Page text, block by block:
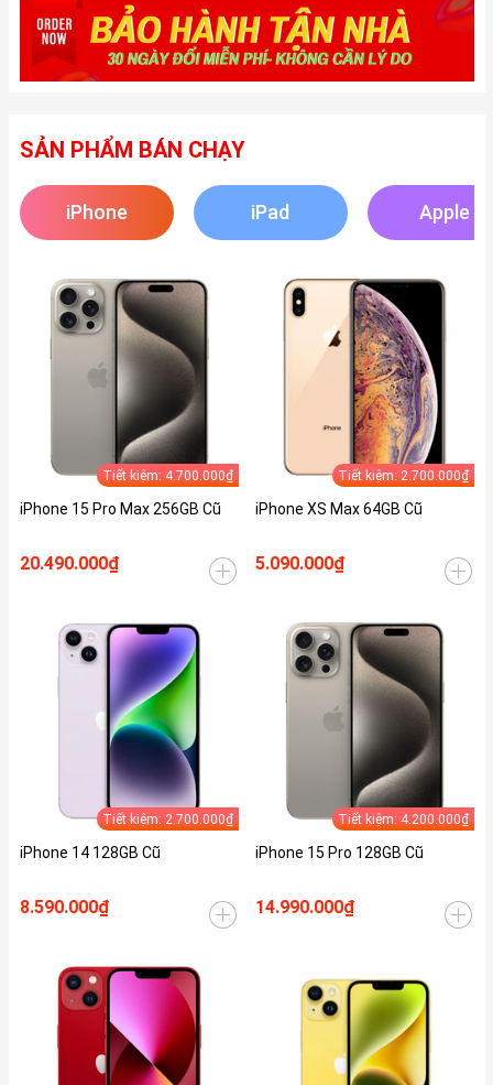
SẢN PHẨM BÁN CHẠY
iPhone iPad Apple
Tiết kiệm: 4.700.000₫
iPhone 15 Pro Max 256GB Cũ
20.490.000₫
Tiết kiệm: 2.700.000₫
iPhone XS Max 64GB Cũ
5.090.000₫
Tiết kiệm: 2.700.000₫
iPhone 14 128GB Cũ
8.590.000₫
Tiết kiệm: 4.200.000₫
iPhone 15 Pro 128GB Cũ
14.990.000₫